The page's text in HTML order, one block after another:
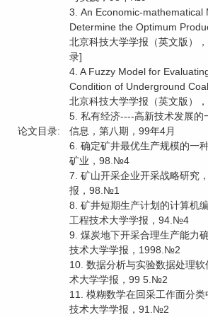
论文目录:
3. An Economic-mathematical
Determine the Optimum
北京科技大学学报（英文版）
录]
4. A Fuzzy Model for
Condition of Underground
北京科技大学学报（英文版）
5. 私有经济----高新技术发展的
信息，第八期，99年4月
6. 确定矿井最优生产规模的一
矿业，98.№4
7. 矿山开采企业开采战略研究
报，98.№1
8. 矿井短期生产计划的计算机
工程技术大学学报，94.№4
9. 煤炭地下开采合理生产能力
技术大学学报，1998.№2
10. 数据分析与实验数据处理
术大学学报，99 5.№2
11. 模糊数学在回采工作面分
技术大学学报，91.№2